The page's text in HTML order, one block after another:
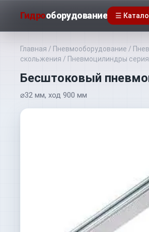
Гидрооборудование ☰
Главная / Пневмооборудование /
скольжения / Пневмоцилиндры серия
Бесштоковый
⌀32 мм, ход 900 мм